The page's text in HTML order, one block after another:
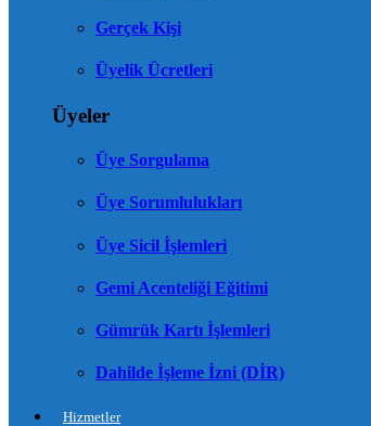
Gerçek Kişi
Üyelik Ücretleri
Üyeler
Üye Sorgulama
Üye Sorumlulukları
Üye Sicil İşlemleri
Gemi Acenteliği Eğitimi
Gümrük Kartı İşlemleri
Dahilde İşleme İzni (DİR)
Hizmetler